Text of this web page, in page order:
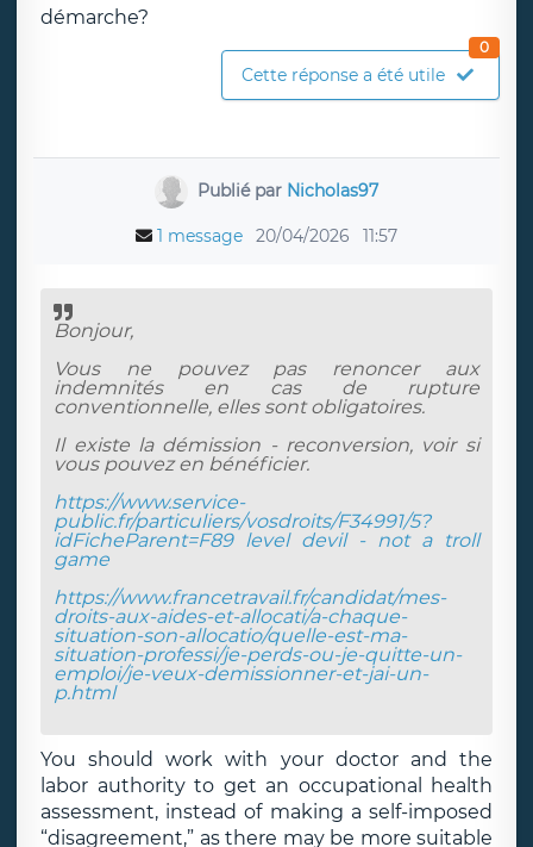
démarche?
Cette réponse a été utile
0
Publié par Nicholas97
1 message 20/04/2026 11:57
Bonjour,
Vous ne pouvez pas renoncer aux
indemnités en cas de rupture
conventionnelle, elles sont obligatoires.
Il existe la démission - reconversion, voir si
vous pouvez en bénéficier.
https://www.service-
public.fr/particuliers/vosdroits/F34991/5?
idFicheParent=F89 level devil - not a troll
game
https://www.francetravail.fr/candidat/mes-
droits-aux-aides-et-allocati/a-chaque-
situation-son-allocatio/quelle-est-ma-
situation-professi/je-perds-ou-je-quitte-un-
emploi/je-veux-demissionner-et-jai-un-
p.html
You should work with your doctor and the
labor authority to get an occupational health
assessment, instead of making a self-imposed
“disagreement,” as there may be more suitable